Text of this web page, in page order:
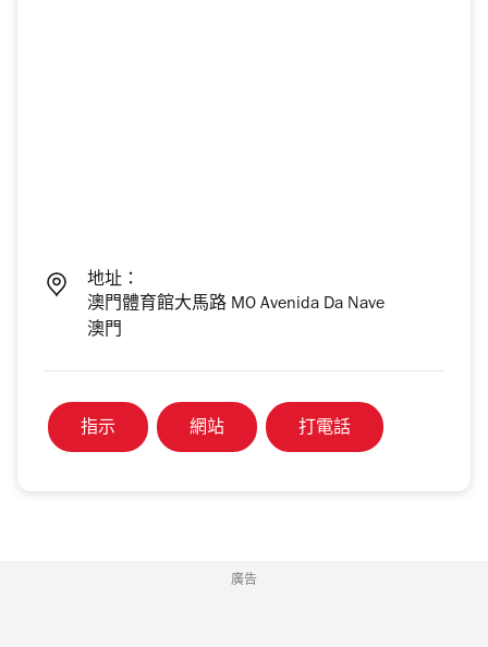
地址：
澳門體育館大馬路 MO Avenida Da Nave
澳門
指示 網站 打電話
廣告